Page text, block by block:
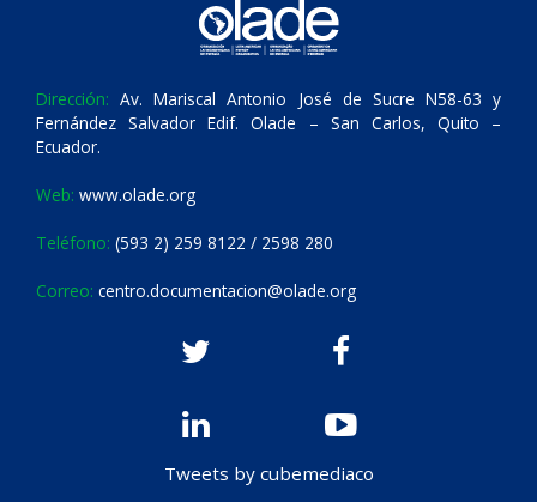
Dirección: Av. Mariscal Antonio José de Sucre N58-63 y
Fernández Salvador Edif. Olade – San Carlos, Quito –
Ecuador.
Web: www.olade.org
Teléfono: (593 2) 259 8122 / 2598 280
Correo: centro.documentacion@olade.org
Tweets by cubemediaco